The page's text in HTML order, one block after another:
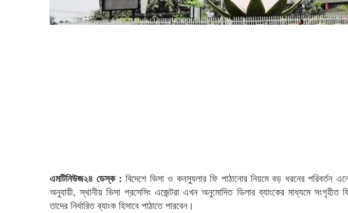
এমটিনিউজ২৪ ডেস্ক :বিদেশে ভিসা ও কনস্যুলার ফি পাঠানোর নিয়মে বড় ধরনের পরিবর্তন
অনুযায়ী, স্থানীয় ভিসা প্রসেসিং এজেন্টরা এখন অনুমোদিত ডিলার ব্যাংকের মাধ্যমে সংগৃহীত
তাদের নির্ধারিত ব্যাংক হিসাবে পাঠাতে পারবেন।